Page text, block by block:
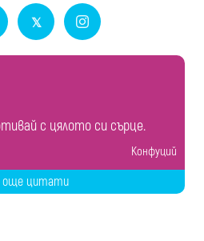
с цялото си сърце.
Конфуций
още цитати